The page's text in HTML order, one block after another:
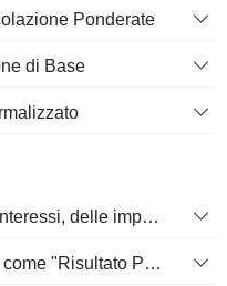
Ponderate
di Base
EBITDA (Utile prima degli interessi, delle imposte, del deprezzamento e dell'ammortamento)
EBITA si traduce in italiano come "Risultato Prima di Interessi, Tasse e Ammortamenti".